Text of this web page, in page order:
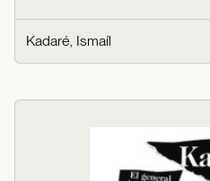
Kadaré, Ismaíl